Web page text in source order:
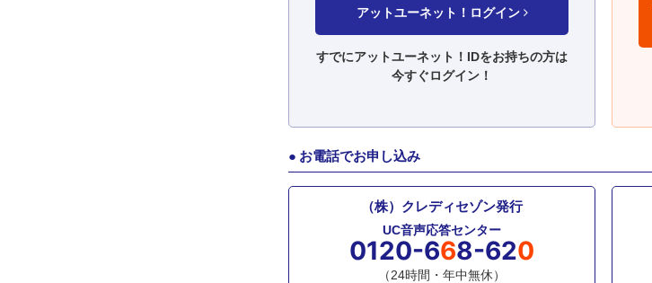
アットユーネット！ログイン
すでにアットユーネット！IDをお持ちの方は
今すぐログイン！
● お電話でお申し込み
（株）クレディセゾン発行
UC音声応答センター
0120-668-620
（24時間・年中無休）